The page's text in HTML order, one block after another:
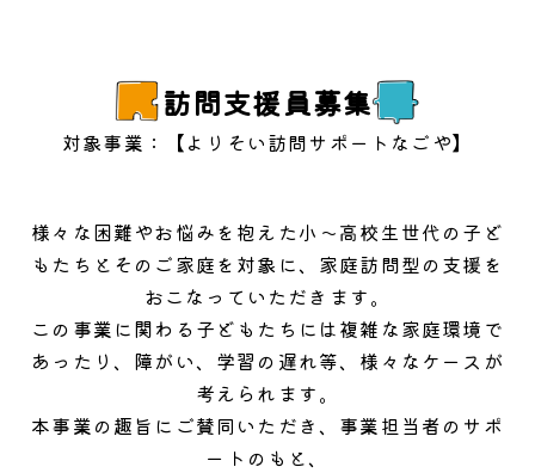
訪問支援員募集
対象事業： 【よりそい訪問サポートなごや】
様々な困難やお悩みを抱えた小～高校生世代の子ど
もたちとそのご家庭を対象に、家庭訪問型の支援を
おこなっていただきます。
この事業に関わる子どもたちには複雑な家庭環境で
あったり、障がい、学習の遅れ等、様々なケースが
考えられます。
本事業の趣旨にご賛同いただき、事業担当者のサポ
ートのもと、